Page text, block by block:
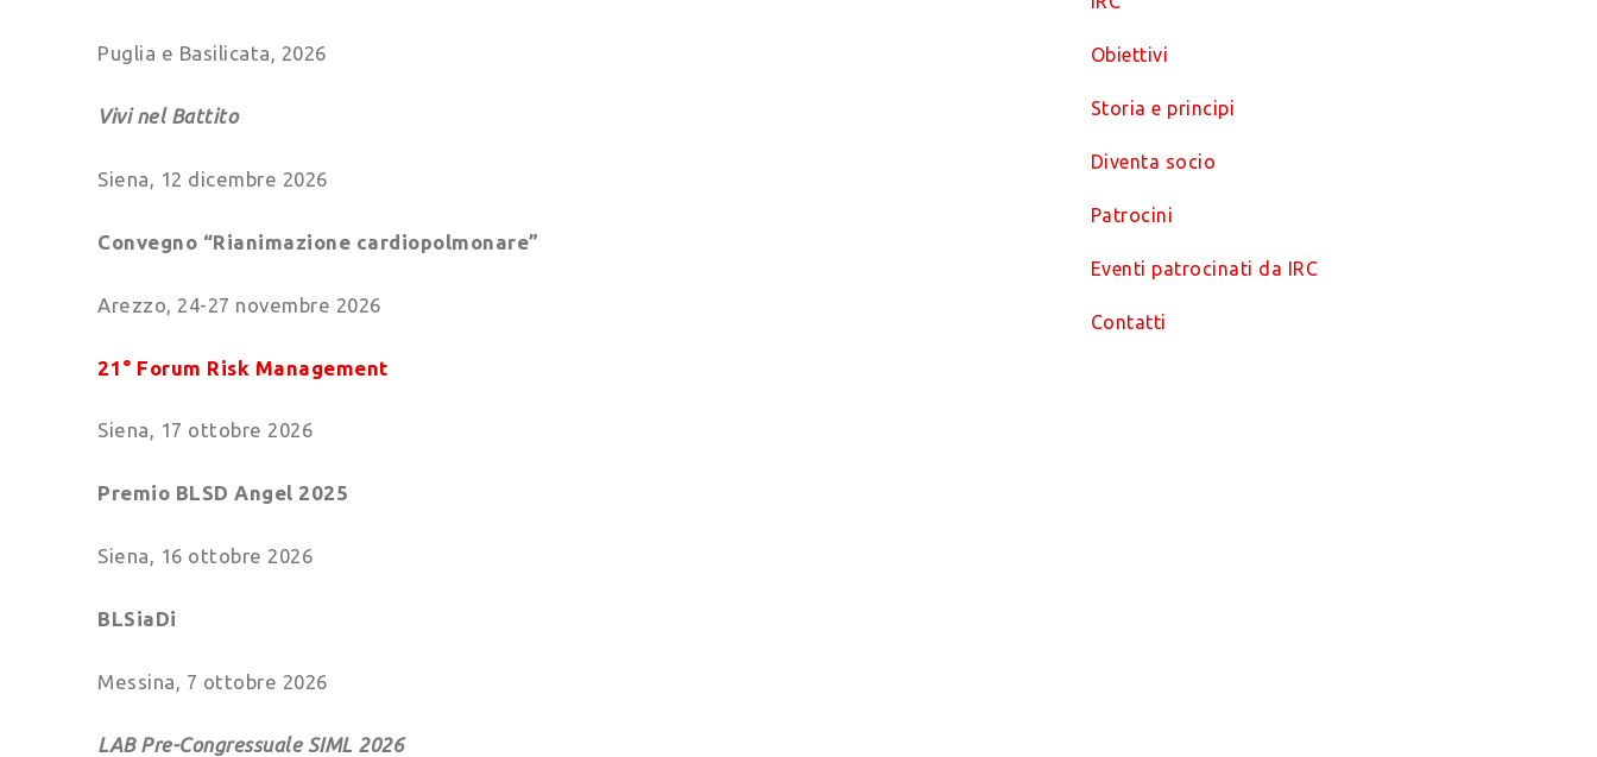
Puglia e Basilicata, 2026
Vivi nel Battito
Siena, 12 dicembre 2026
Convegno “Rianimazione cardiopolmonare”
Arezzo, 24-27 novembre 2026
21° Forum Risk Management
Siena, 17 ottobre 2026
Premio BLSD Angel 2025
Siena, 16 ottobre 2026
BLSiaDi
Messina, 7 ottobre 2026
LAB Pre-Congressuale SIML 2026
Obiettivi
Storia e principi
Diventa socio
Patrocini
Eventi patrocinati da IRC
Contatti